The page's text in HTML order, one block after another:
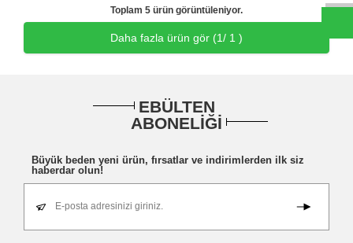
Toplam 5 ürün görüntüleniyor.
Daha fazla ürün gör (1/ 1 )
EBÜLTEN
ABONELİĞİ
Büyük beden yeni ürün, fırsatlar ve indirimlerden ilk siz
haberdar olun!
E-posta adresinizi giriniz.